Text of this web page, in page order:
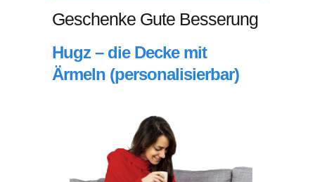
Geschenke Gute Besserung
Hugz – die Decke mit
Ärmeln (personalisierbar)